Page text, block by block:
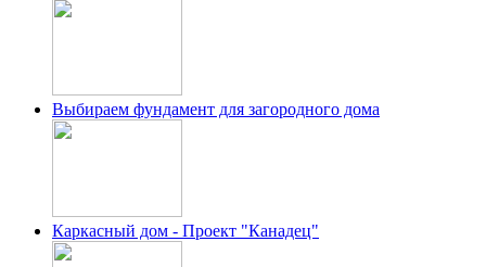
Выбираем фундамент для загородного дома
Каркасный дом - Проект "Канадец"